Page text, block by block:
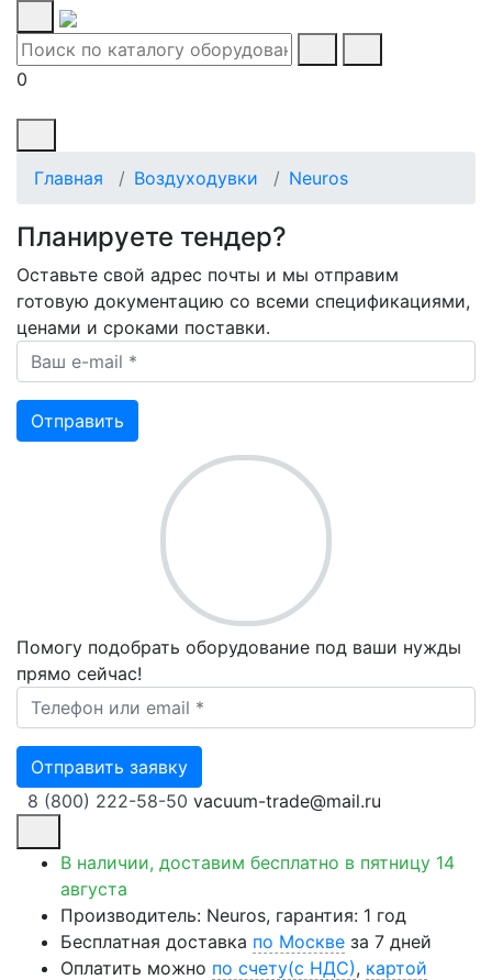
0
Главная Воздуходувки Neuros
Планируете тендер?
Оставьте свой адрес почты и мы отправим
готовую документацию со всеми спецификациями,
ценами и сроками поставки.
Ваш e-mail *
Отправить
Помогу подобрать оборудование под ваши нужды
прямо сейчас!
Ваш телефон *
Отправить заявку
8 (800) 222-58-50 vacuum-trade@mail.ru
В наличии, доставим бесплатно в пятницу 14
августа
Производитель: Neuros, гарантия: 1 год
Бесплатная доставка по Москве за 7 дней
Оплатить можно по счету(с НДС), картой